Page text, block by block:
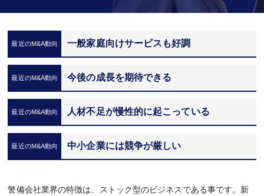
一般家庭向けサービスも好調
今後の成長を期待できる
人材不足が慢性的に起こっている
中小企業には競争が厳しい
警備会社業界の特徴は、ストック型のビジネスである事です。新